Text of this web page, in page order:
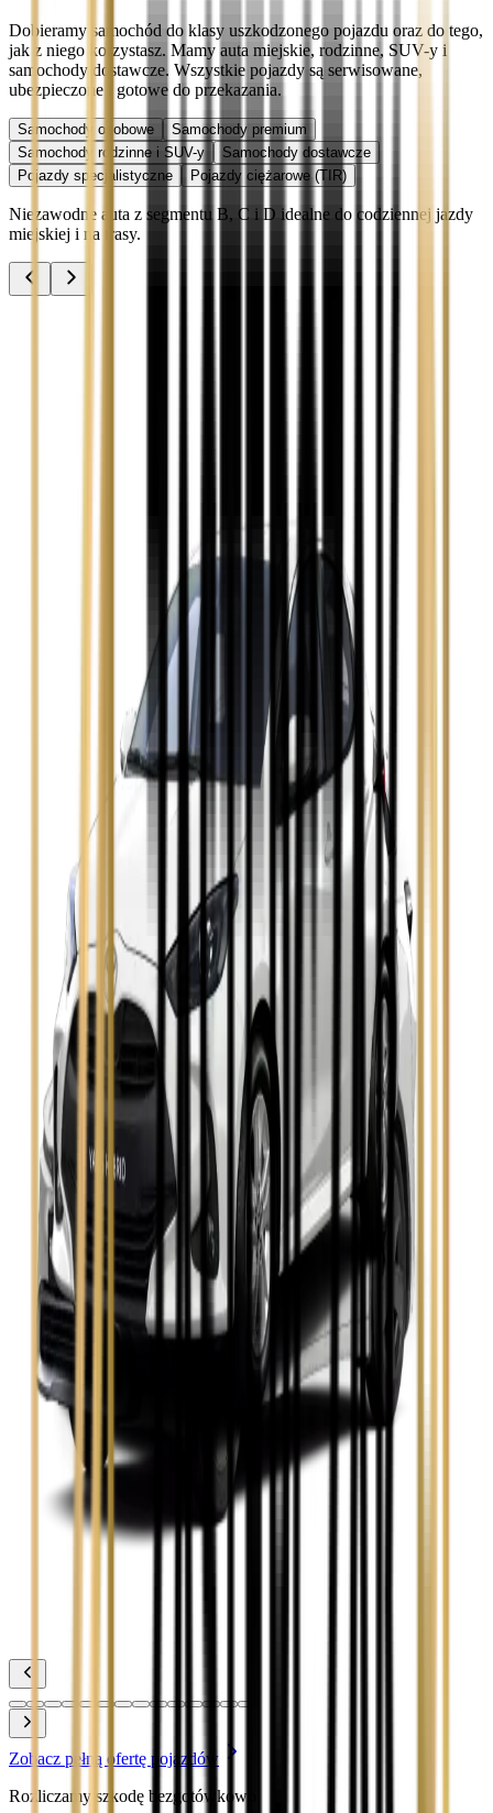
Dobieramy samochód do klasy uszkodzonego pojazdu oraz do tego,
jak z niego korzystasz. Mamy auta miejskie, rodzinne, SUV-y i
samochody dostawcze. Wszystkie pojazdy są serwisowane,
ubezpieczone i gotowe do przekazania.
Samochody osobowe
Samochody premium
Samochody rodzinne i SUV-y
Samochody dostawcze
Pojazdy specjalistyczne
Pojazdy ciężarowe (TIR)
Niezawodne auta z segmentu B, C i D idealne do codziennej jazdy
miejskiej i na trasy.
Opel Insignia
Seat Leon
Skoda Fabia
Zobacz
Skoda Kamiq
Zobacz
Skoda Octavia
Zobacz
Toyota Avensis
Zobacz
Toyota Camry
Zobacz
Toyota Corolla
Toyota Prius
Zobacz pełną ofertę pojazdów
Rozliczamy szkodę bezgotówkowo